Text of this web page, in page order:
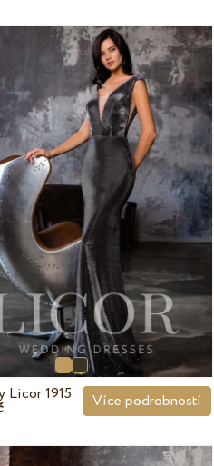
Licor 1915 Více podrobností